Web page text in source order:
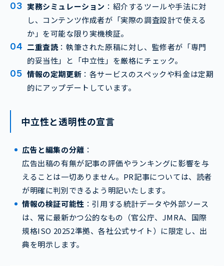
実務シミュレーション ：紹介するツールや手法に対
し、コンテンツ作成者が「実際の調査設計で使える
か」を可能な限り実機検証。
二重査読：執筆された原稿に対し、監修者が「専門
的妥当性」と「中立性」を厳格にチェック。
情報の定期更新 ：各サービスのスペックや料金は定期
的にアップデートしています。
中立性と透明性の宣言
広告と編集の分離 ：
広告出稿の有無が記事の評価やランキングに影響を与
えることは一切ありません。PR記事については、読者
が明確に判別できるよう明記いたします。
情報の検証可能性 ：引用する統計データや外部ソース
は、常に最新かつ公的なもの（官公庁、JMRA、国際
規格ISO 20252準拠、各社公式サイト）に限定し、出
典を明示します。